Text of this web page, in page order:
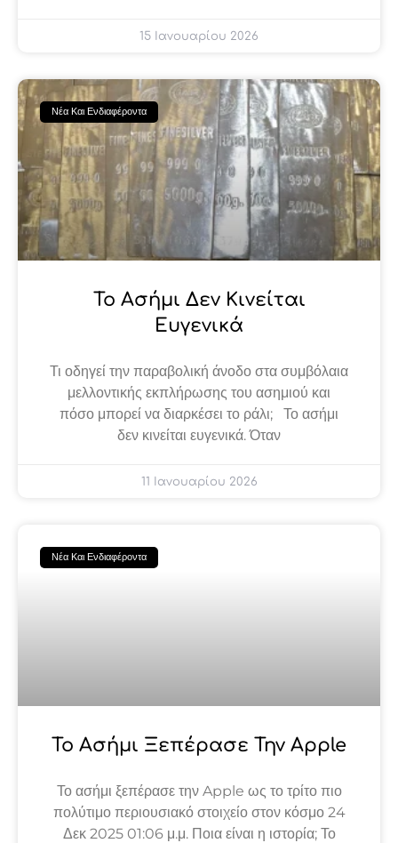
15 Ιανουαρίου 2026
Νέα Και Ενδιαφέροντα
Το Ασήμι Δεν Κινείται
Ευγενικά
Τι οδηγεί την παραβολική άνοδο στα συμβόλαια
μελλοντικής εκπλήρωσης του ασημιού και
πόσο μπορεί να διαρκέσει το ράλι; Το ασήμι
δεν κινείται ευγενικά. Όταν
11 Ιανουαρίου 2026
Νέα Και Ενδιαφέροντα
Το Ασήμι Ξεπέρασε Την Apple
Το ασήμι ξεπέρασε την Apple ως το τρίτο πιο
πολύτιμο περιουσιακό στοιχείο στον κόσμο 24
Δεκ 2025 01:06 μ.μ. Ποια είναι η ιστορία; Το